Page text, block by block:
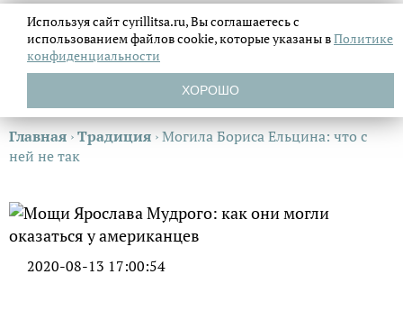
Главная ›Традиция ›Могила Бориса Ельцина: что с
ней не так
2020-08-13 17:00:54
Используя сайт cyrillitsa.ru, Вы соглашаетесь с
использованием файловcookie, которые указаны вПолитике
конфиденциальности
ХОРОШО